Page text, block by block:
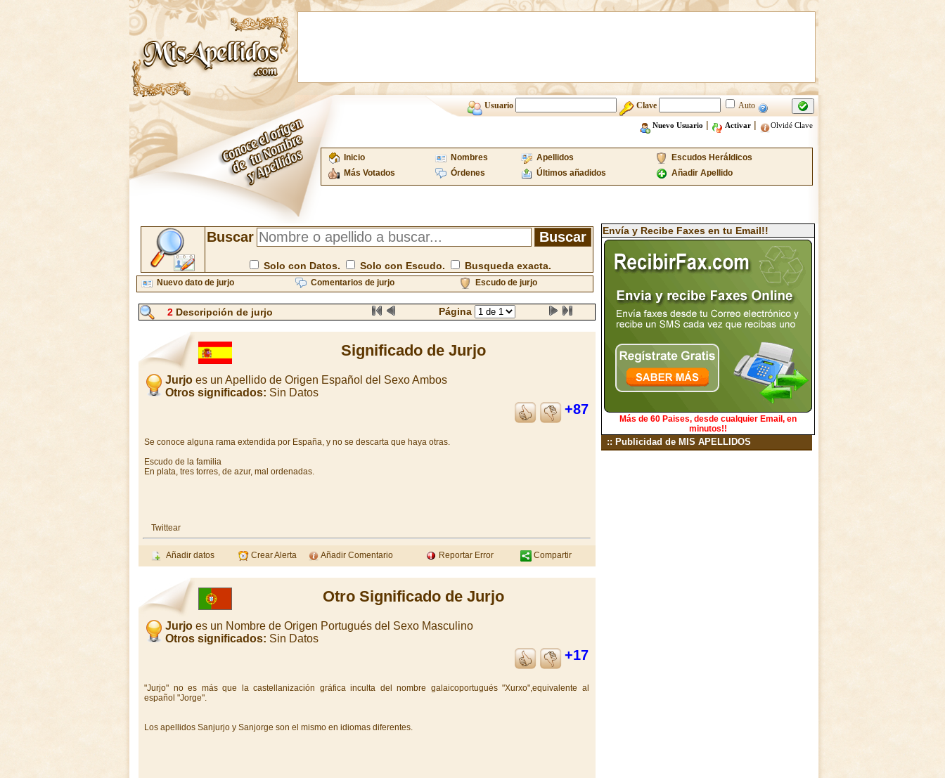
Usuario Clave Auto
Nuevo Usuario | Activar| Olvidé Clave
Inicio Nombres Apellidos
Escudos Heráldicos
Más Votados
Órdenes Últimos añadidos Añadir Apellido
Buscar
Solo con Datos. Solo con Escudo. Busqueda exacta.
Nuevo dato de jurjo Comentarios de jurjo Escudo de jurjo
2Descripción de jurjo Página
Significado de Jurjo
Jurjo es un Apellido de Origen Español del Sexo Ambos
Otros significados: Sin Datos
+87
Se conoce alguna rama extendida por España, y no se descarta que haya otras.
Escudo de la familia
En plata, tres torres, de azur, mal ordenadas.
Twittear
Añadir datos Crear Alerta Añadir Comentario Reportar Error Compartir
Otro Significado de Jurjo
Jurjo es un Nombre de Origen Portugués del Sexo Masculino
Otros significados: Sin Datos
+17
"Jurjo" no es más que la castellanización gráfica inculta del nombre galaicoportugués "Xurxo",equivalente al
español "Jorge".
Los apellidos Sanjurjo y Sanjorge son el mismo en idiomas diferentes.
Envía y Recibe Faxes en tu Email!!
Más de 60 Paises, desde cualquier Email, en
minutos!!
:: Publicidad de MIS APELLIDOS